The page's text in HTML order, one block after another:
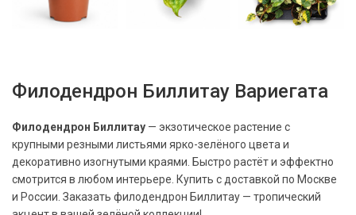
Филодендрон Биллитау Вариегата
Филодендрон Биллитау — экзотическое растение с
крупными резными листьями ярко-зелёного цвета и
декоративно изогнутыми краями. Быстро растёт и эффектно
смотрится в любом интерьере. Купить с доставкой по Москве
и России. Заказать филодендрон Биллитау — тропический